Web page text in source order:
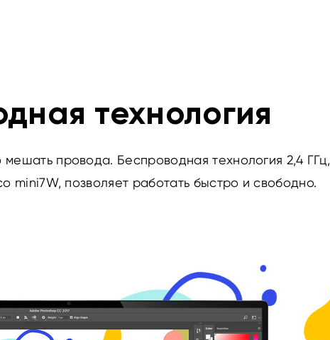
технология
провода. Беспроводная технология 2,4 ГГц,
mini7W, позволяет работать быстро и свободно.